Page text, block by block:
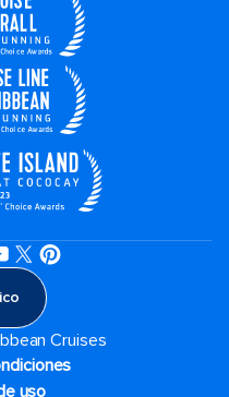
Cruises
uso